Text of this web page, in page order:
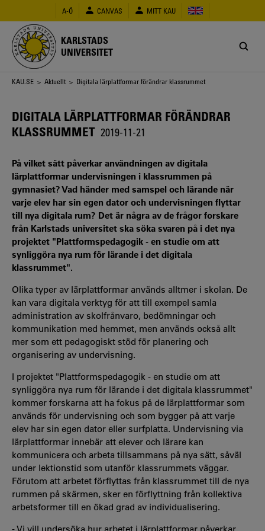
huvudinnehåll
A-Ö CANVAS MITT KAU
KARLSTADS
UNIVERSITET
Länkstig
KAU.SE > Aktuellt > Digitala lärplattformar förändrar klassrummet
DIGITALA LÄRPLATTFORMAR FÖRÄNDRAR
KLASSRUMMET 2019-11-21
På vilket sätt påverkar användningen av digitala
lärplattformar undervisningen i klassrummen på
gymnasiet? Vad händer med samspel och lärande när
varje elev har sin egen dator och undervisningen flyttar
till nya digitala rum? Det är några av de frågor forskare
från Karlstads universitet ska söka svaren på i det nya
projektet "Plattformspedagogik - en studie om att
synliggöra nya rum för lärande i det digitala
klassrummet".
Olika typer av lärplattformar används alltmer i skolan. De
kan vara digitala verktyg för att till exempel samla
administration av skolfrånvaro, bedömningar och
kommunikation med hemmet, men används också allt
mer som ett pedagogiskt stöd för planering och
organisering av undervisning.
I projektet "Plattformspedagogik - en studie om att
synliggöra nya rum för lärande i det digitala klassrummet"
kommer forskarna att ha fokus på de lärplattformar som
används för undervisning och som bygger på att varje
elev har sin egen dator eller surfplatta. Undervisning via
lärplattformar innebär att elever och lärare kan
kommunicera och arbeta tillsammans på nya sätt, såväl
under lektionstid som utanför klassrummets väggar.
Förutom att arbetet förflyttas från klassrummet till de nya
rummen på skärmen, sker en förflyttning från kollektiva
arbetsformer till en ökad grad av individualisering.
- Vi vill undersöka hur arbetet i lärplattformar påverkar